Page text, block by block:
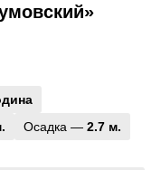
Осадка — 2.7 м.